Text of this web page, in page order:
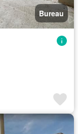
Bureau